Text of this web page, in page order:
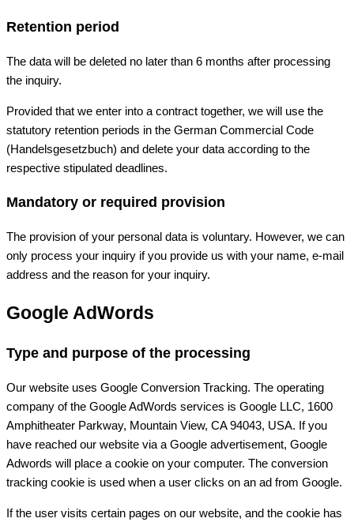
Retention period
The data will be deleted no later than 6 months after processing
the inquiry.
Provided that we enter into a contract together, we will use the
statutory retention periods in the German Commercial Code
(Handelsgesetzbuch) and delete your data according to the
respective stipulated deadlines.
Mandatory or required provision
The provision of your personal data is voluntary. However, we can
only process your inquiry if you provide us with your name, e-mail
address and the reason for your inquiry.
Google AdWords
Type and purpose of the processing
Our website uses Google Conversion Tracking. The operating
company of the Google AdWords services is Google LLC, 1600
Amphitheater Parkway, Mountain View, CA 94043, USA. If you
have reached our website via a Google advertisement, Google
Adwords will place a cookie on your computer. The conversion
tracking cookie is used when a user clicks on an ad from Google.
If the user visits certain pages on our website, and the cookie has